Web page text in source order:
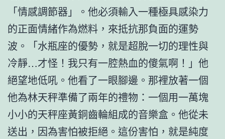
「情感調節器」。他必須輸入一種極具感染力
的正面情緒作為燃料，來抵抗那負面的運勢
波。「水瓶座的優勢，就是超脫一切的理性與
冷靜…才怪！我只有一腔熱血的傻氣啊！」他
絕望地低吼。他看了一眼腳邊。那裡放著一個
他為林天秤準備了兩年的禮物：一個用一萬塊
小小的天秤座黃銅齒輪組成的音樂盒。他從未
送出，因為害怕被拒絕。這份害怕，就是純度